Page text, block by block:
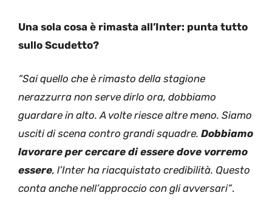
Una sola cosa è rimasta all’Inter: punta tutto
sullo Scudetto?
“Sai quello che è rimasto della stagione
nerazzurra non serve dirlo ora, dobbiamo
guardare in alto. A volte riesce altre meno. Siamo
usciti di scena contro grandi squadre. Dobbiamo
lavorare per cercare di essere dove vorremo
essere, l’Inter ha riacquistato credibilità. Questo
conta anche nell’approccio con gli avversari”.